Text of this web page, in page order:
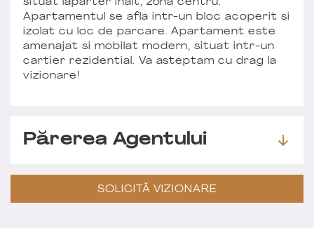
situat laparter inalt, zona centru.
Apartamentul se afla intr-un bloc acoperit si
izolat cu loc de parcare. Apartament este
amenajat si mobilat modern, situat intr-un
cartier rezidential. Va asteptam cu drag la
vizionare!
Părerea Agentului
SOLICITĂ VIZIONARE